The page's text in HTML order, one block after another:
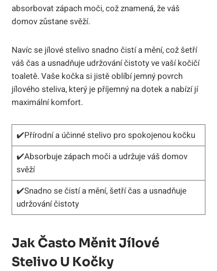
absorbovat zápach moči, což ⁤znamená,⁤ že‌ váš
domov zůstane svěží.
Navíc se jílové stelivo snadno čistí​ a ​mění,⁤ což ⁤šetří⁣
váš čas a⁣ usnadňuje⁣ udržování ‍čistoty ve vaší kočičí
toaletě.⁤ Vaše kočka si jistě oblíbí⁣ jemný povrch
jílového steliva, který je‌ příjemný na dotek a⁤ nabízí jí
maximální‍ komfort.
✔️Přírodní a⁣ účinné stelivo‍ pro spokojenou kočku
✔️Absorbuje zápach ⁢moči a udržuje váš domov
svěží
✔️Snadno ‌se čistí a mění, šetří čas a usnadňuje
udržování čistoty
Jak Často ‍měnit Jílové‍
Stelivo U Kočky